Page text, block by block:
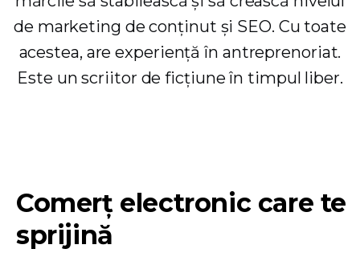
de marketing de conținut și SEO. Cu toate
acestea, are experiență în antreprenoriat.
Este un scriitor de ficțiune în timpul liber.
Comerț electronic care te
sprijină